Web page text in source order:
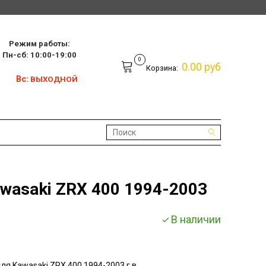
Режим работы:
19:00
Вс: ВЫХОДНОЙ
0
Корзина: 0.00 руб
ZRX 400 1994-2003
В наличии